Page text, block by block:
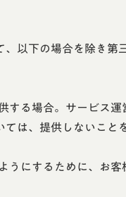
以下の場合を除き第
する場合。サービス
は、提供しないこと
うにするために、お